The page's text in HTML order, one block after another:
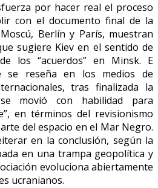
por hacer real el proceso
con el documento final de la
Berlín y París, muestran
sugiere Kiev en el sentido de
los “acuerdos” en Minsk. E
se reseña en los medios de
tras finalizada la
movió con habilidad para
en términos del revisionismo
del espacio en el Mar Negro.
en la conclusión, según la
en una trampa geopolítica y
evoluciona abiertamente
ucranianos.